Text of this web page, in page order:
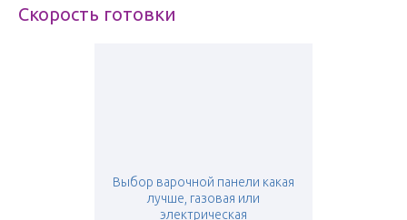
Скорость готовки
Выбор варочной панели какая
лучше, газовая или
электрическая